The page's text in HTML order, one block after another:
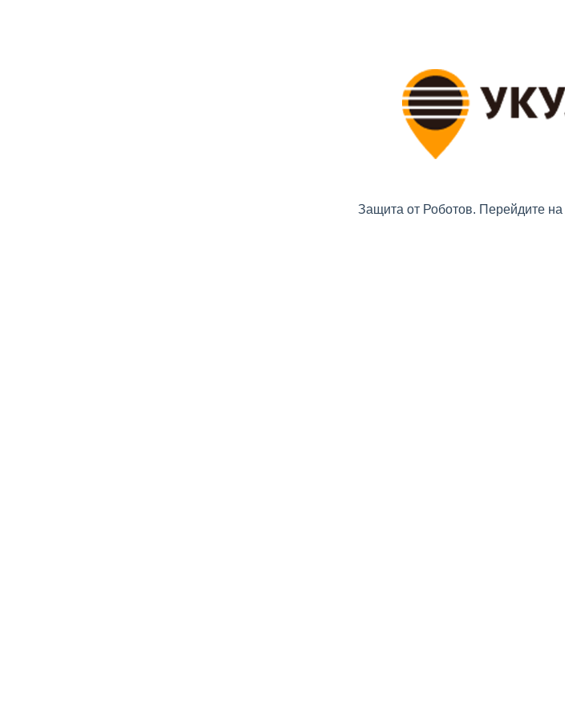
Защита от Роботов. Перейдите на